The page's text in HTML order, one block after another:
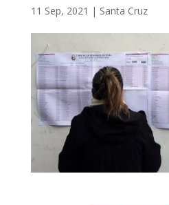
11 Sep, 2021 | Santa Cruz